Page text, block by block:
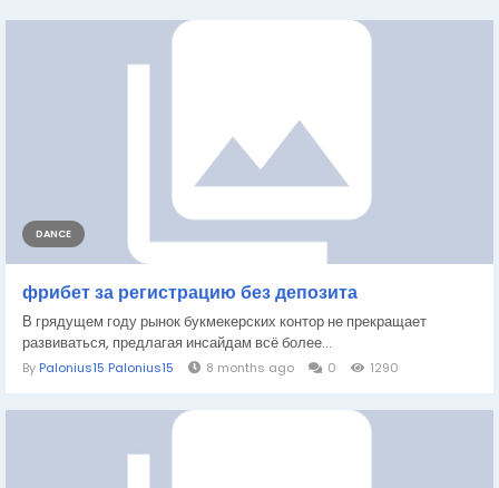
DANCE
фрибет за регистрацию без депозита
В грядущем году рынок букмекерских контор не прекращает
развиваться, предлагая инсайдам всё более...
By Palonius15 Palonius15 8 months ago 0 1290